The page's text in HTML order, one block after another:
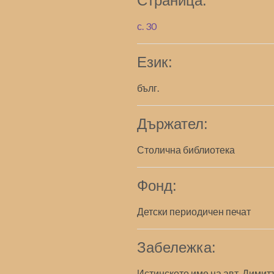
с. 30
Език:
бълг.
Държател:
Столична библиотека
Фонд:
Детски периодичен печат
Забележка: